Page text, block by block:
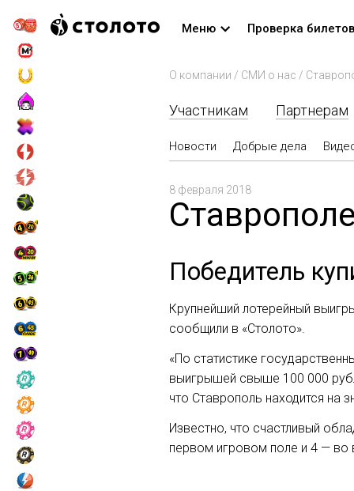
Меню Проверка билетов
О компании / СМИ о нас /
Участникам Партнерам
Новости Добрые дела
8 февраля 2018
Победитель
Крупнейший лотерейный
сообщили в «Столото».
«По статистике
выигрышей свыше 100 000
что Ставрополь находится на
Известно, что счастливый
первом игровом поле и 4 — во